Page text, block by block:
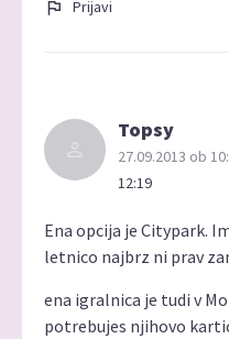
Prijavi
Topsy
27.09.2013 ob
12:19
Ena opcija je Citypark.
letnico najbrz ni prav
ena igralnica je tudi v
potrebujes njihovo